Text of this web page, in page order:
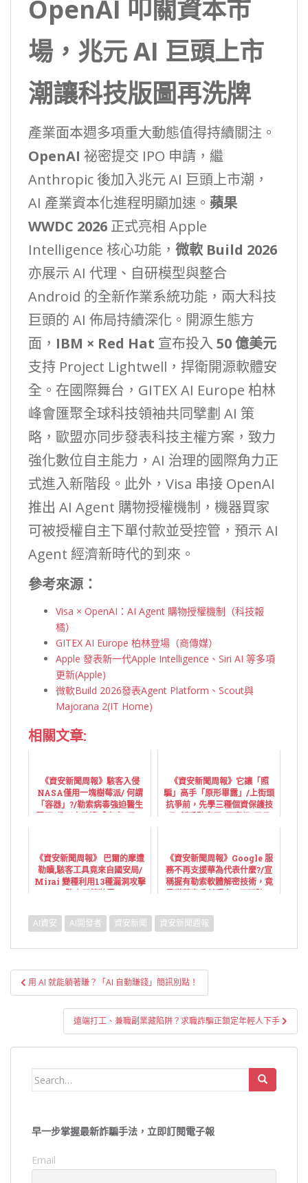
OpenAI 叩關資本市
場，兆元 AI 巨頭上市
潮讓科技版圖再洗牌
產業面本週多項重大動態值得持續關注。
OpenAI 祕密提交 IPO 申請，繼
Anthropic 後加入兆元 AI 巨頭上市潮，
AI 產業資本化進程明顯加速。 蘋果
WWDC 2026 正式亮相 Apple
Intelligence 核心功能， 微軟 Build 2026
亦展示 AI 代理、自研模型與整合
Android 的全新作業系統功能，兩大科技
巨頭的 AI 佈局持續深化。開源生態方
面， IBM × Red Hat 宣布投入 50 億美元
支持 Project Lightwell，捍衛開源軟體安
全。在國際舞台，GITEX AI Europe 柏林
峰會匯聚全球科技領袖共同擘劃 AI 策
略，歐盟亦同步發表科技主權方案，致力
強化數位自主能力，AI 治理的國際角力正
式進入新階段。此外，Visa 串接 OpenAI
推出 AI Agent 購物授權機制，機器買家
可被授權自主下單付款並受控管，預示 AI
Agent 經濟新時代的到來。
參考來源：
Visa × OpenAI：AI Agent 購物授權機制（科技報
橘）
GITEX AI Europe 柏林登場（商傳媒）
Apple 發表新一代Apple Intelligence、Siri AI 等多項
更新(Apple)
微軟Build 2026發表Agent Platform、Scout與
Majorana 2(IT Home)
相關文章:
《資安新聞周報》駭客入侵
NASA僅用一塊樹莓派/ 何謂
「容器」?/勒索病毒強迫醫生
罷工! 佛州市政遭「癱瘓3周」
《資安新聞周報》它讓「照
騙」高手「原形畢露」/上街頭
抗爭前，先學三種個資保護技
巧 /新手駭客用“軍事級”工具,
《資安新聞周報》 巴爾的摩遭
勒贖,駭客工具竟來自國安局/
Mirai 變種利用13種漏洞攻擊
路由器等裝置
《資安新聞周報》Google 服
務不再支援華為代表什麼?/宣
稱握有勒索軟體解密技術，竟
是瞞著客戶付贖金 / 工研院：
才經實戰演練素質高
AI資安 AI開發者 資安新聞 資安新聞週報
文
章
用 AI 就能躺著賺？「AI 自動賺錢」簡訊別點！
遠端打工、兼職副業藏陷阱？求職詐騙正鎖定年輕人下手
Search
早一步掌握最新詐騙手法，立即訂閱電子報
Email